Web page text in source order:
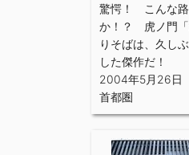
驚愕！ こんな
か！？ 虎ノ門「
りそばは、久し
した傑作だ！
2004年5月26日
首都圏